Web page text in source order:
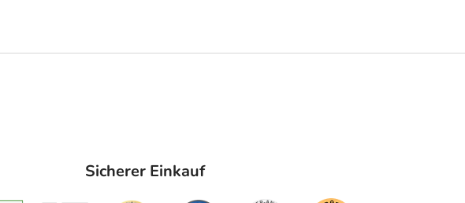
Sicherer Einkauf